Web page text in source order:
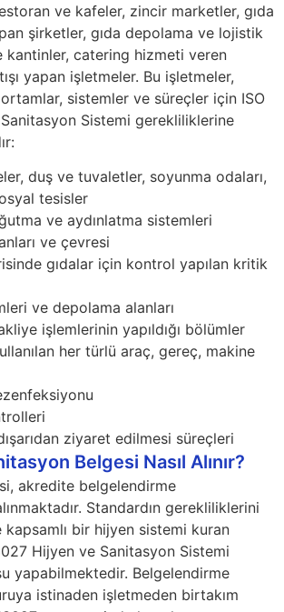
ve kafeler, zincir marketler, gıda
şirketler, gıda depolama ve lojistik
kantinler, catering hizmeti veren
yapan işletmeler. Bu işletmeler,
sistemler ve süreçler için ISO
Sistemi gerekliliklerine
duş ve tuvaletler, soyunma odaları,
tesisler
ve aydınlatma sistemleri
ve çevresi
gıdalar için kontrol yapılan kritik
ve depolama alanları
işlemlerinin yapıldığı bölümler
her türlü araç, gereç, makine
ziyaret edilmesi süreçleri
Belgesi Nasıl Alınır?
akredite belgelendirme
Standardın gerekliliklerini
bir hijyen sistemi kuran
Hijyen ve Sanitasyon Sistemi
yapabilmektedir. Belgelendirme
istinaden işletmeden birtakım